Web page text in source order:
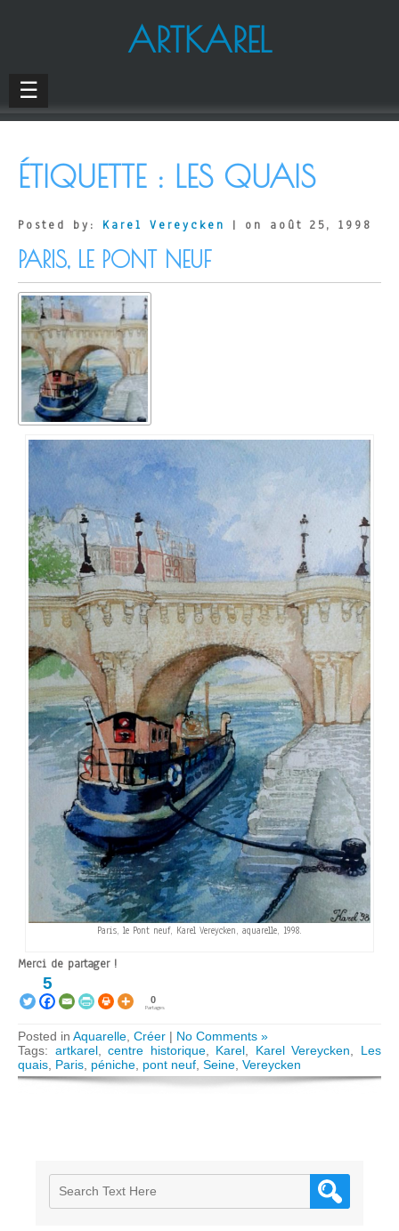
ARTKAREL
☰
ÉTIQUETTE : LES QUAIS
Posted by: Karel Vereycken | on août 25, 1998
PARIS, LE PONT NEUF
Paris, le Pont neuf, Karel Vereycken, aquarelle, 1998.
Merci de partager !
5
0
Partages
Posted in Aquarelle Créer | No Comments »
Tags: artkarel,centre historique, Karel Karel Vereycken
Les
quais Paris péniche pont neuf Seine Vereycken